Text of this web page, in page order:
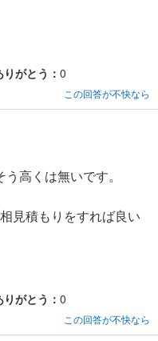
りがとう： 0
この回答が不快なら
高くは無いです。
見積もりをすれば良い
りがとう： 0
この回答が不快なら